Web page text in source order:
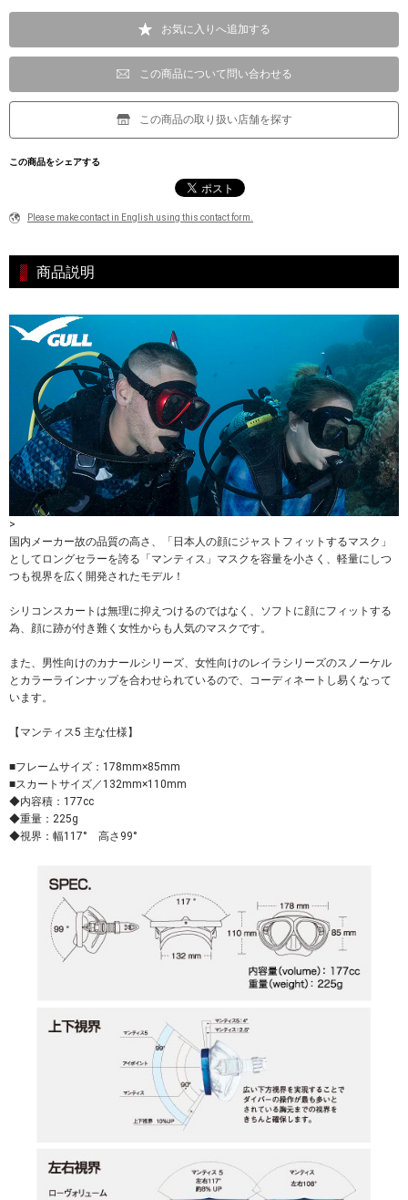
お気に入りへ追加する
この商品について問い合わせる
この商品の取り扱い店舗を探す
この商品をシェアする
Please make contact in English using this contact form.
商品説明
>
国内メーカー故の品質の高さ、「日本人の顔にジャストフィットするマスク」
としてロングセラーを誇る「マンティス」マスクを容量を小さく、軽量にしつ
つも視界を広く開発されたモデル！
シリコンスカートは無理に抑えつけるのではなく、ソフトに顔にフィットする
為、顔に跡が付き難く女性からも人気のマスクです。
また、男性向けのカナールシリーズ、女性向けのレイラシリーズのスノーケル
とカラーラインナップを合わせられているので、コーディネートし易くなって
います。
【マンティス5 主な仕様】
■フレームサイズ：178mm×85mm
■スカートサイズ／132mm×110mm
◆内容積：177cc
◆重量：225g
◆視界：幅117° 高さ99°